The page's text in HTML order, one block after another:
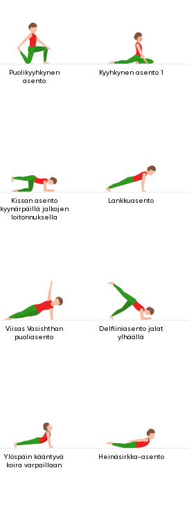
Puolikyyhkynen
asento
Kyyhkynen asento 1
Kissan asento
kyynärpäillä jalkojen
loitonnuksella
Lankkuasento
Viisas Vasishthan
puoliasento
Delfiiniasento jalat
ylhäällä
Ylöspäin kääntyvä
koira varpaillaan
Heinäsirkka-asento